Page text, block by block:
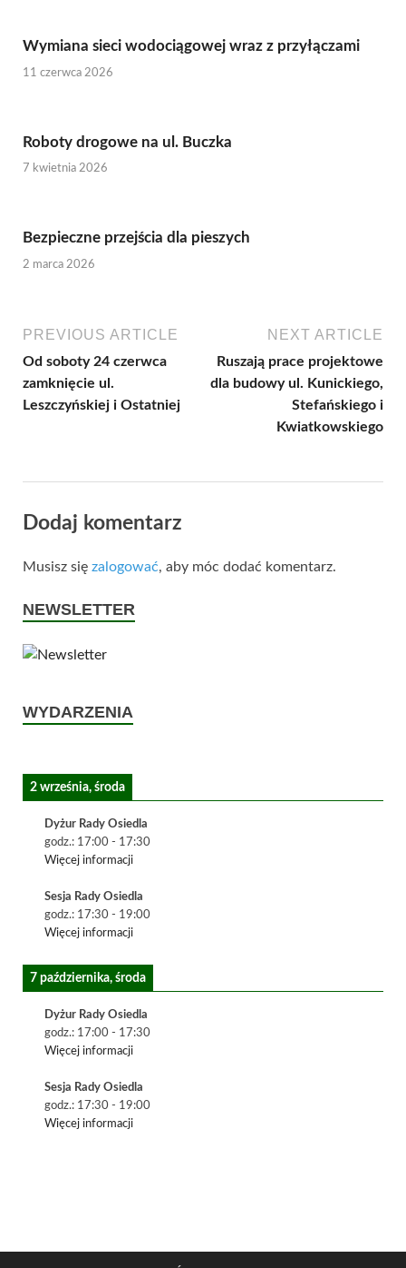
Wymiana sieci wodociągowej wraz z przyłączami
11 czerwca 2026
Roboty drogowe na ul. Buczka
7 kwietnia 2026
Bezpieczne przejścia dla pieszych
2 marca 2026
PREVIOUS ARTICLE
Od soboty 24 czerwca
zamknięcie ul.
Leszczyńskiej i Ostatniej
NEXT ARTICLE
Ruszają prace projektowe
dla budowy ul. Kunickiego,
Stefańskiego i
Kwiatkowskiego
Dodaj komentarz
Musisz się zalogować, aby móc dodać komentarz.
NEWSLETTER
WYDARZENIA
2 września, środa
Dyżur Rady Osiedla
godz.: 17:00 - 17:30
Więcej informacji
Sesja Rady Osiedla
godz.: 17:30 - 19:00
Więcej informacji
7 października, środa
Dyżur Rady Osiedla
godz.: 17:00 - 17:30
Więcej informacji
Sesja Rady Osiedla
godz.: 17:30 - 19:00
Więcej informacji